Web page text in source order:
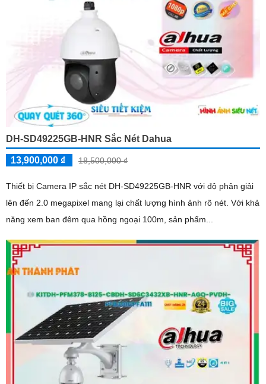
DH-SD49225GB-HNR Sắc Nét Dahua
13,900,000 ₫ 18,500,000 ₫
Thiết bị Camera IP sắc nét DH-SD49225GB-HNR với độ phân giải
lên đến 2.0 megapixel mang lại chất lượng hình ảnh rõ nét. Với khả
năng xem ban đêm qua hồng ngoại 100m, sản phẩm...